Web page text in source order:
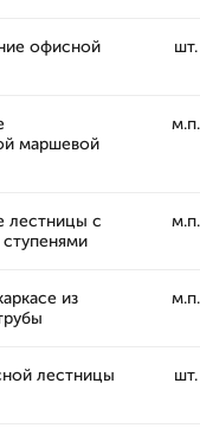
офисной
шт.
маршевой
м.п.
лестницы с
м.п.
из
м.п.
лестницы
шт.